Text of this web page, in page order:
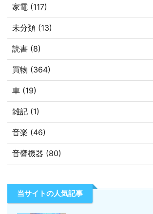
家電 (117)
未分類 (13)
読書 (8)
買物 (364)
車 (19)
雑記 (1)
音楽 (46)
音響機器 (80)
当サイトの人気記事